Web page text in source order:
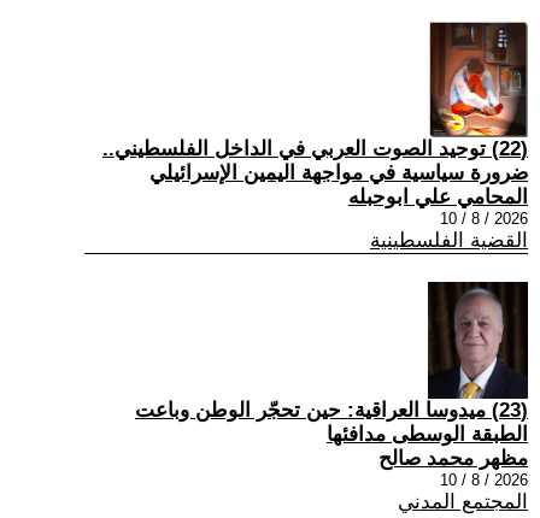
(22) توحيد الصوت العربي في الداخل الفلسطيني..
ضرورة سياسية في مواجهة اليمين الإسرائيلي
المحامي علي ابوحبله
2026 / 8 / 10
القضية الفلسطينية
(23) ميدوسا العراقية: حين تحجّر الوطن وباعت
الطبقة الوسطى مدافئها
مظهر محمد صالح
2026 / 8 / 10
المجتمع المدني